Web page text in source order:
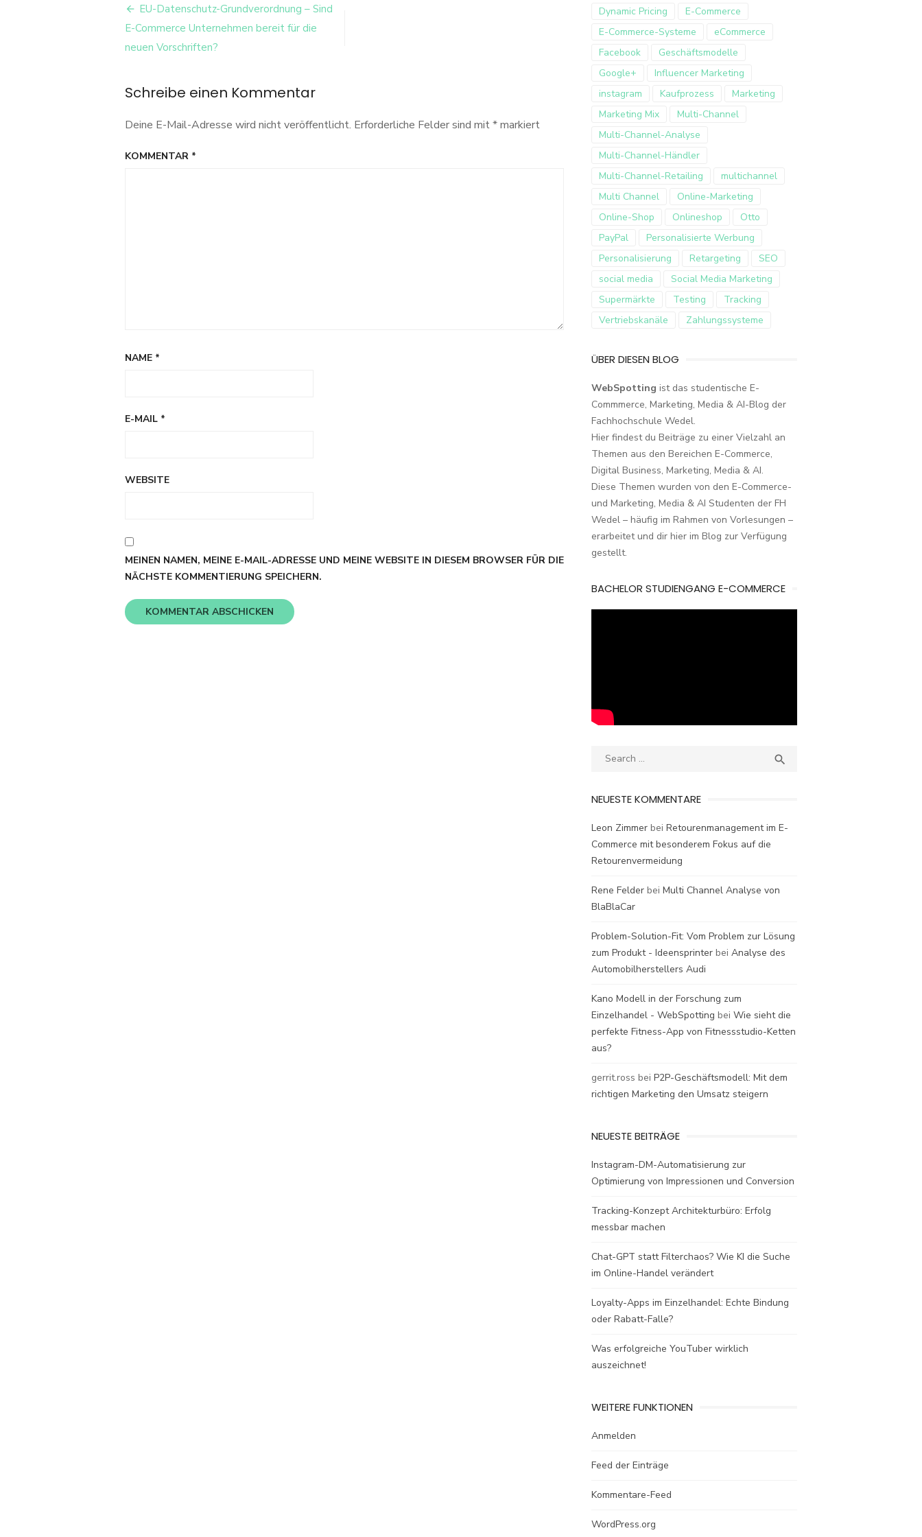
Beitrags-
Navigation
EU-Datenschutz-Grundverordnung – Sind
E-Commerce Unternehmen bereit für die
neuen Vorschriften?
Schreibe einen Kommentar
Deine E-Mail-Adresse wird nicht veröffentlicht. Erforderliche Felder sind mit*markiert
KOMMENTAR *
NAME *
E-MAIL *
WEBSITE
MEINEN NAMEN, MEINE E-MAIL-ADRESSE UND MEINE WEBSITE IN DIESEM BROWSER FÜR DIE
NÄCHSTE KOMMENTIERUNG SPEICHERN.
Dynamic Pricing
E-Commerce
E-Commerce-Systeme
eCommerce
Facebook
Geschäftsmodelle
Google+
Influencer Marketing
instagram
Kaufprozess
Marketing
Marketing Mix
Multi-Channel
Multi-Channel-Analyse
Multi-Channel-Händler
Multi-Channel-Retailing
multichannel
Multi Channel
Online-Marketing
Online-Shop
Onlineshop
Otto
PayPal
Personalisierte Werbung
Personalisierung
Retargeting
SEO
social media
Social Media Marketing
Supermärkte
Testing
Tracking
Vertriebskanäle
Zahlungssysteme
ÜBER DIESEN BLOG
WebSpotting ist das studentische E-
Commmerce, Marketing, Media & AI-Blog der
Fachhochschule Wedel.
Hier findest du Beiträge zu einer Vielzahl an
Themen aus den Bereichen E-Commerce,
Digital Business, Marketing, Media & AI.
Diese Themen wurden von den E-Commerce-
und Marketing, Media & AI Studenten der FH
Wedel – häufig im Rahmen von Vorlesungen –
erarbeitet und dir hier im Blog zur Verfügung
gestellt.
BACHELOR STUDIENGANG E-COMMERCE
Search

NEUESTE KOMMENTARE
Leon Zimmer bei Retourenmanagement im E-
Commerce mit besonderem Fokus auf die
Retourenvermeidung
Rene Felder bei Multi Channel Analyse von
BlaBlaCar
Problem-Solution-Fit: Vom Problem zur Lösung
zum Produkt - Ideensprinter bei Analyse des
Automobilherstellers Audi
Kano Modell in der Forschung zum
Einzelhandel - WebSpotting bei Wie sieht die
perfekte Fitness-App von Fitnessstudio-Ketten
aus?
gerrit.ross bei P2P-Geschäftsmodell: Mit dem
richtigen Marketing den Umsatz steigern
NEUESTE BEITRÄGE
Instagram-DM-Automatisierung zur
Optimierung von Impressionen und Conversion
Tracking-Konzept Architekturbüro: Erfolg
messbar machen
Chat-GPT statt Filterchaos? Wie KI die Suche
im Online-Handel verändert
Loyalty-Apps im Einzelhandel: Echte Bindung
oder Rabatt-Falle?
Was erfolgreiche YouTuber wirklich
auszeichnet!
WEITERE FUNKTIONEN
Anmelden
Feed der Einträge
Kommentare-Feed
WordPress.org